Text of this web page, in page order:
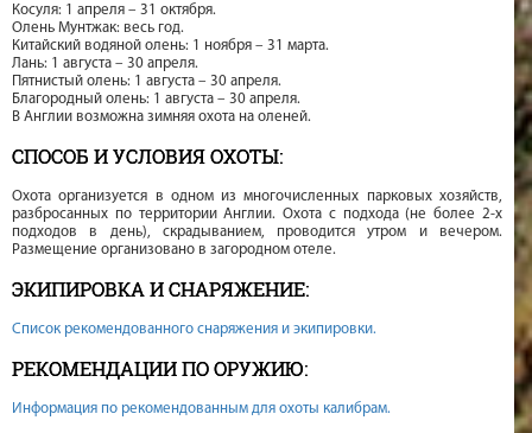
Косуля: 1 апреля – 31 октября.
Олень Мунтжак: весь год.
Китайский водяной олень: 1 ноября – 31 марта.
Лань: 1 августа – 30 апреля.
Пятнистый олень: 1 августа – 30 апреля.
Благородный олень: 1 августа – 30 апреля.
В Англии возможна зимняя охота на оленей.
СПОСОБ И УСЛОВИЯ ОХОТЫ:
Охота организуется в одном из многочисленных парковых хозяйств,
разбросанных по территории Англии. Охота с подхода (не более 2-х
подходов в день), скрадыванием, проводится утром и вечером.
Размещение организовано в загородном отеле.
ЭКИПИРОВКА И СНАРЯЖЕНИЕ:
Список рекомендованного снаряжения и экипировки.
РЕКОМЕНДАЦИИ ПО ОРУЖИЮ:
Информация по рекомендованным для охоты калибрам.